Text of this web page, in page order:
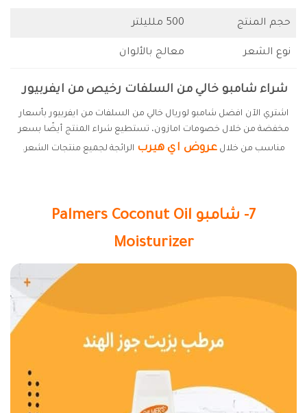
حجم المنتج 500 ملليلتر
نوع الشعر معالج بالألوان
شراء شامبو خالي من السلفات رخيص من ايفربيور
اشتري الآن افضل شامبو لوريال خالي من السلفات من ايفربيور بأسعار
مخفضة من خلال خصومات امازون، تستطيع شراء المنتج أيضًا بسعر
مناسب من خلالعروض اي هيرب الرائجة لجميع منتجات الشعر.
7- شامبو Palmers Coconut Oil
Moisturizer